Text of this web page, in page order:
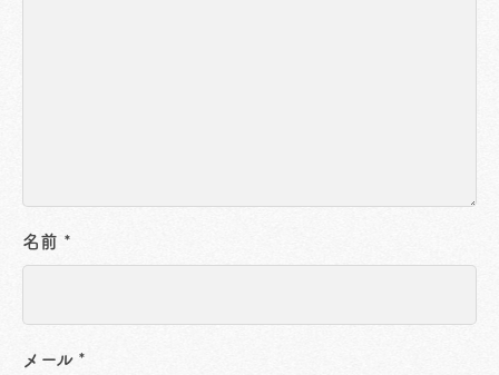
名前 *
メール *